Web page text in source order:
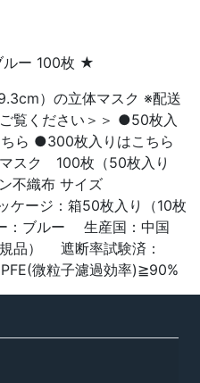
ルー 100枚 ★
）の立体マスク ※配送
覧ください＞＞ ●50枚入
ら ●300枚入りはこちら
スク 100枚（50枚入り
不織布 サイズ
ージ：箱50枚入り（10枚
：ブルー 生産国：中国
規品） 遮断率試験済：
微粒子濾過効率)≧90%